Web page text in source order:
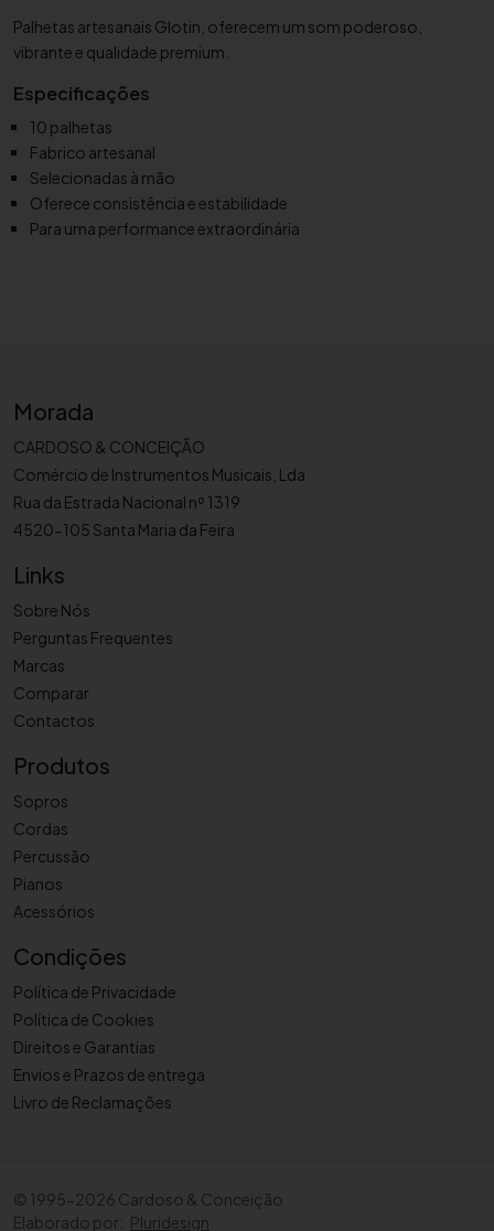
d
e
P
e
t
s
x
o
f
o
n
a
l
t
o
G
o
t
i
n
G
I
I
Palhetas artesanais Glotin, oferecem um som poderoso,
vibrante e qualidade premium.
Especificações
10 palhetas
Fabrico artesanal
Selecionadas à mão
Oferece consistência e estabilidade
Para uma performance extraordinária
Morada
CARDOSO & CONCEIÇÃO
Comércio de Instrumentos Musicais, Lda
Rua da Estrada Nacional nº 1319
4520-105 Santa Maria da Feira
Links
Sobre Nós
Perguntas Frequentes
Marcas
Comparar
Contactos
Produtos
Sopros
Cordas
Percussão
Pianos
Acessórios
Condições
Política de Privacidade
Política de Cookies
Direitos e Garantias
Envios e Prazos de entrega
Livro de Reclamações
© 1995-2026 Cardoso & Conceição
Elaborado por: Pluridesign